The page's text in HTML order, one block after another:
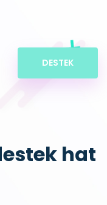
DESTEK
hat